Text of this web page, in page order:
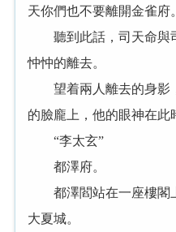
天你們也不要離開金雀府
聽到此話，司天命與
忡忡的離去。
望着兩人離去的身影
的臉龐上，他的眼神在此
“李太玄”
都澤府。
都澤閻站在一座樓閣
大夏城。